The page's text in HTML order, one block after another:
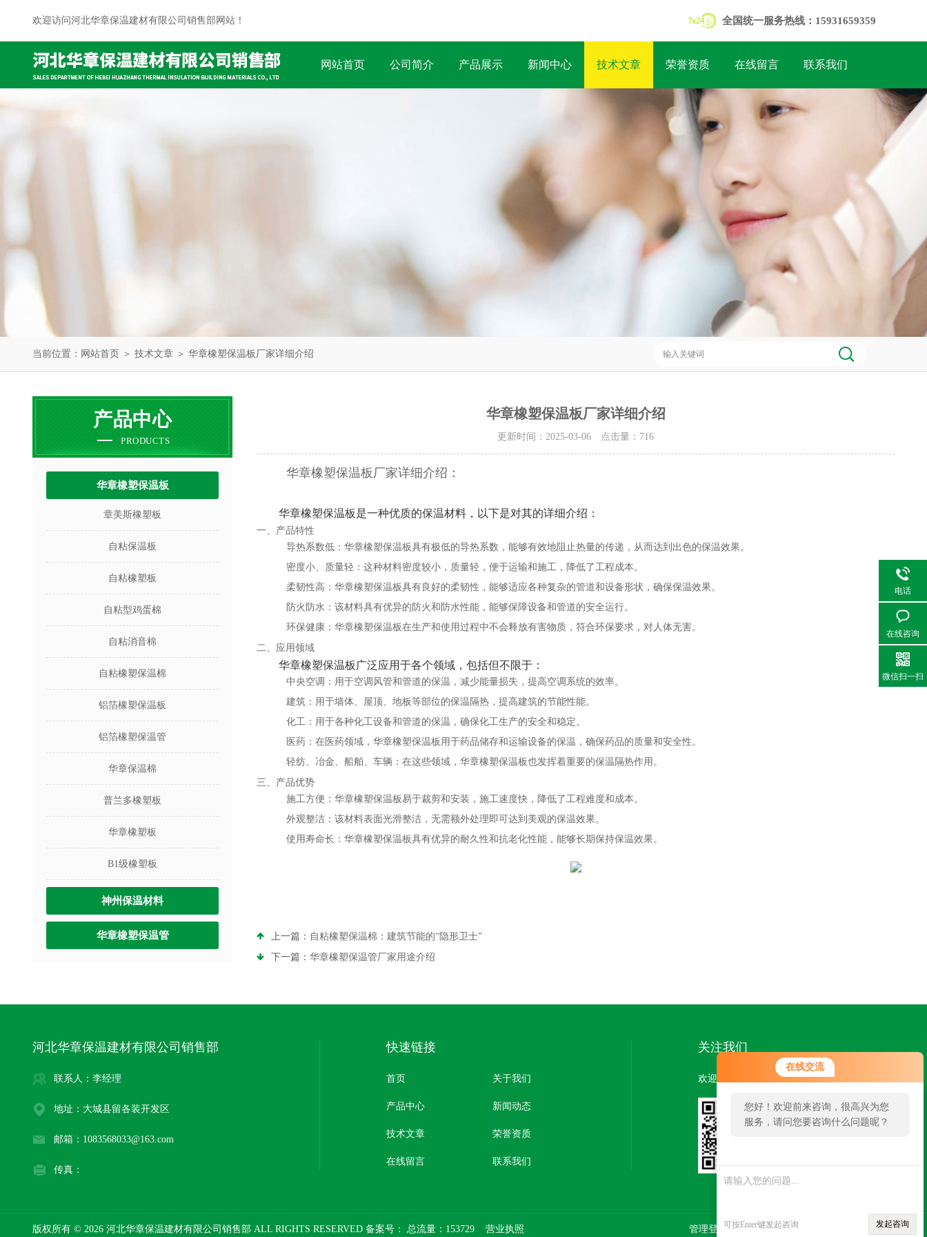
在线交流
您好！欢迎前来咨询，很高兴为您
服务，请问您要咨询什么问题呢？
可按Enter键发起咨询 发起咨询
欢迎访问河北华章保温建材有限公司销售部网站！ 全国统一服务热线：15931659359
网站首页 公司简介 产品展示 新闻中心 技术文章 荣誉资质 在线留言 联系我们
当前位置： 网站首页 ＞ 技术文章 ＞ 华章橡塑保温板厂家详细介绍
产品中心
PRODUCTS
华章橡塑保温板
章美斯橡塑板
自粘保温板
自粘橡塑板
自粘型鸡蛋棉
自粘消音棉
自粘橡塑保温棉
铝箔橡塑保温板
铝箔橡塑保温管
华章保温棉
普兰多橡塑板
华章橡塑板
B1级橡塑板
神州保温材料
华章橡塑保温管
华章橡塑保温板厂家详细介绍
更新时间：2025-03-06 点击量： 716
华章橡塑保温板厂家详细介绍：
华章橡塑保温板是一种优质的保温材料，以下是对其的详细介绍：
一、产品特性
导热系数低 ‌：华章橡塑保温板具有极低的导热系数，能够有效地阻止热量的传递，从而达到出色的保温效果。
密度小、质量轻 ‌：这种材料密度较小，质量轻，便于运输和施工，降低了工程成本。
柔韧性高 ‌：华章橡塑保温板具有良好的柔韧性，能够适应各种复杂的管道和设备形状，确保保温效果。
防火防水 ‌：该材料具有优异的防火和防水性能，能够保障设备和管道的安全运行。
环保健康 ‌：华章橡塑保温板在生产和使用过程中不会释放有害物质，符合环保要求，对人体无害。
二、应用领域
华章橡塑保温板广泛应用于各个领域，包括但不限于：
中央空调 ‌：用于空调风管和管道的保温，减少能量损失，提高空调系统的效率。
建筑 ‌：用于墙体、屋顶、地板等部位的保温隔热，提高建筑的节能性能。
化工 ‌：用于各种化工设备和管道的保温，确保化工生产的安全和稳定。
医药 ‌：在医药领域，华章橡塑保温板用于药品储存和运输设备的保温，确保药品的质量和安全性。
轻纺、冶金、船舶、车辆 ‌：在这些领域，华章橡塑保温板也发挥着重要的保温隔热作用。
三、产品优势
施工方便 ‌：华章橡塑保温板易于裁剪和安装，施工速度快，降低了工程难度和成本。
外观整洁 ‌：该材料表面光滑整洁，无需额外处理即可达到美观的保温效果。
使用寿命长 ‌：华章橡塑保温板具有优异的耐久性和抗老化性能，能够长期保持保温效果。
上一篇： 自粘橡塑保温棉：建筑节能的“隐形卫士”
下一篇： 华章橡塑保温管厂家用途介绍
河北华章保温建材有限公司销售部
联系人：李经理
地址：大城县留各装开发区
邮箱：1083568033@163.com
传真：
快速链接
首页 关于我们
产品中心 新闻动态
技术文章 荣誉资质
在线留言 联系我们
关注我们
欢迎您关注我们的微信公众号了解更多信息：
版权所有 © 2026 河北华章保温建材有限公司销售部 ALL RIGHTS RESERVED 备案号： 总流量：153729 营业执照 管理登陆技术支持：智慧城市网 SITEMAP.XML
电话
在线咨询
微信扫一扫